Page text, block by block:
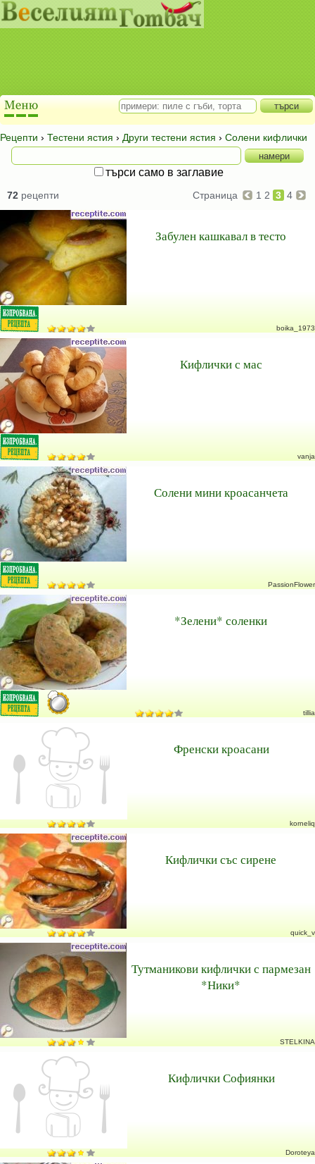
Рецепти › Тестени ястия › Други тестени ястия › Солени кифлички
търси само в заглавие
72 рецепти Страница 1 2 3 4
Забулен кашкавал в тесто
boika_1973
Кифлички с мас
vanja
Солени мини кроасанчета
PassionFlower
*Зелени* соленки
tillia
Френски кроасани
korneliq
Кифлички със сирене
quick_v
Тутманикови кифлички с пармезан
*Ники*
STELKINA
Кифлички Софиянки
Doroteya